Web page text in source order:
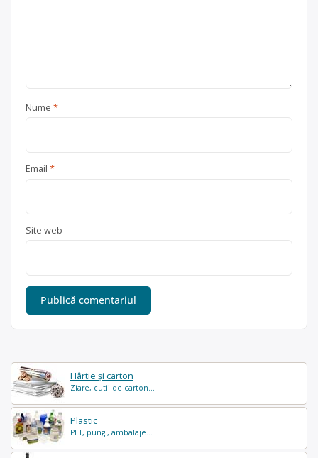
Hârtie și carton
Ziare, cutii de carton...
Plastic
PET, pungi, ambalaje...
Nume *
Email *
Site web